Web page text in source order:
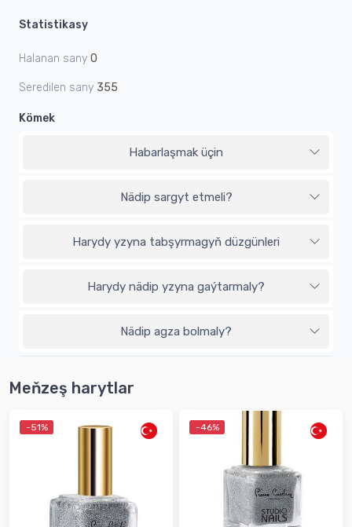
Statistikasy
Halanan sany 0
Seredilen sany 355
Kömek
Habarlaşmak üçin
Nädip sargyt etmeli?
Harydy yzyna tabşyrmagyň düzgünleri
Harydy nädip yzyna gaýtarmaly?
Nädip agza bolmaly?
Meňzeş harytlar
-51% -46%